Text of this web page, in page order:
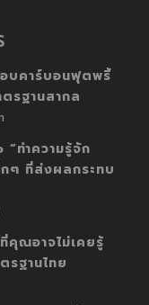
อบคาร์บอนฟุตพริ้
รฐานสากล
ทำความรู้จัก
ๆ ที่ส่งผลกระทบ
คุณอาจไม่เคยรู้
รฐานไทย